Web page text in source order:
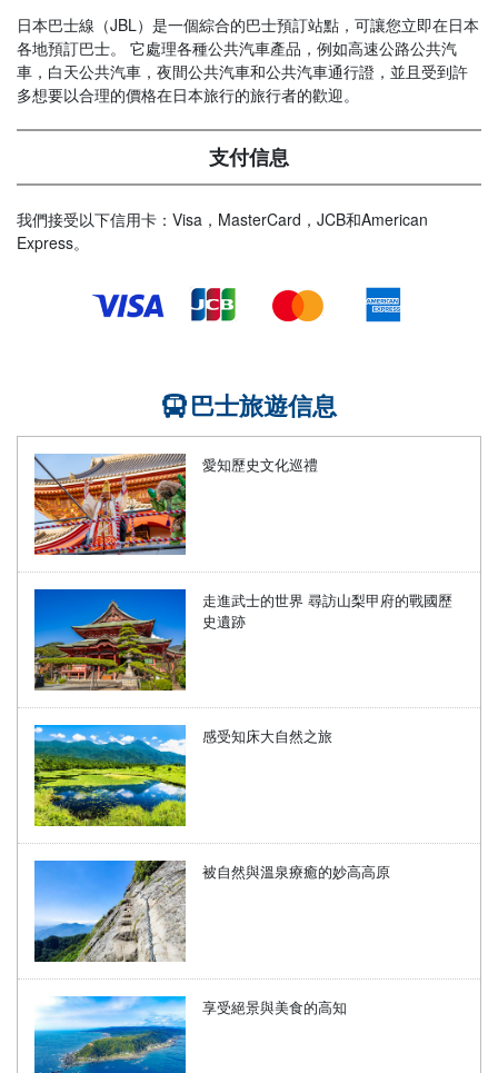
日本巴士線（JBL）是一個綜合的巴士預訂站點，可讓您立即在日本
各地預訂巴士。 它處理各種公共汽車產品，例如高速公路公共汽
車，白天公共汽車，夜間公共汽車和公共汽車通行證，並且受到許
多想要以合理的價格在日本旅行的旅行者的歡迎。
支付信息
我們接受以下信用卡：Visa，MasterCard，JCB和American
Express。
巴士旅遊信息
愛知歷史文化巡禮
走進武士的世界 尋訪山梨甲府的戰國歷
史遺跡
感受知床大自然之旅
被自然與溫泉療癒的妙高高原
享受絕景與美食的高知